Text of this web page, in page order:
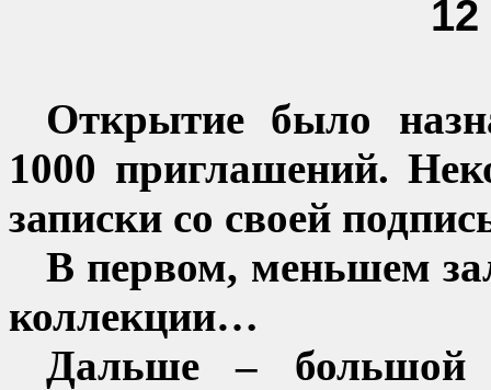
Открытие было
1000 приглашений.
записки со своей
В первом, меньшем
коллекции…
Дальше – большой